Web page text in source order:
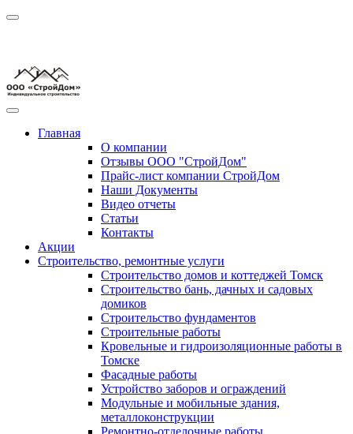
Главная
О компании
Отзывы ООО "СтройДом"
Прайс-лист компании СтройДом
Наши Документы
Видео отчеты
Статьи
Контакты
Акции
Строительство, ремонтные услуги
Строительство домов и коттеджей Томск
Строительство бань, дачных и садовых
домиков
Строительство фундаментов
Строительные работы
Кровельные и гидроизоляционные работы в
Томске
Фасадные работы
Устройство заборов и ограждений
Модульные и мобильные здания,
металлоконструкции
Ремонтно-отделочные работы